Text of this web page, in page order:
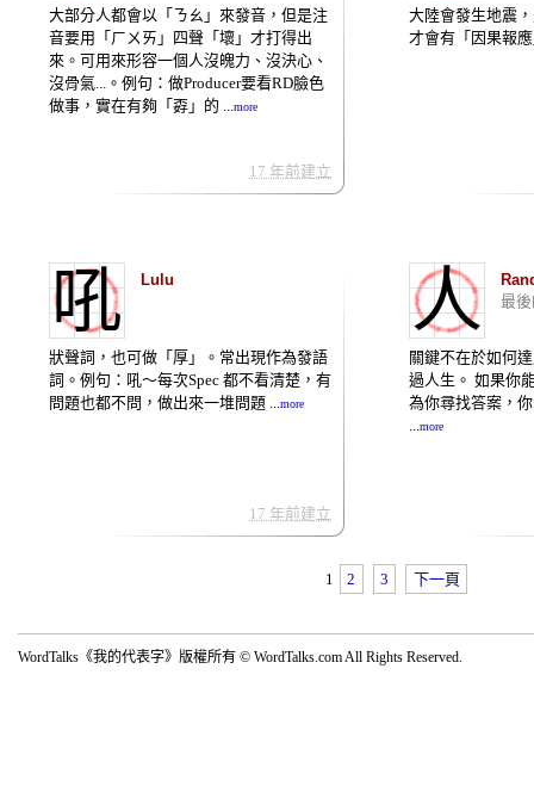
大部分人都會以「ㄋㄠ」來發音，但是注
音要用「ㄏㄨㄞ」四聲「壞」才打得出
來。可用來形容一個人沒魄力、沒決心、
沒骨氣...。例句：做Producer要看RD臉色
做事，實在有夠「孬」的 ...more
17 年前建立
大陸會發生地震
才會有「因果報
吼 Lulu
狀聲詞，也可做「厚」。常出現作為發語
詞。例句：吼～每次Spec 都不看清楚，有
問題也都不問，做出來一堆問題 ...more
17 年前建立
人
最
關鍵不在於如何
過人生。 如果你
為你尋找答案，
...more
1 2 3 下一頁
WordTalks《我的代表字》版權所有 © WordTalks.com All Rights Reserved.